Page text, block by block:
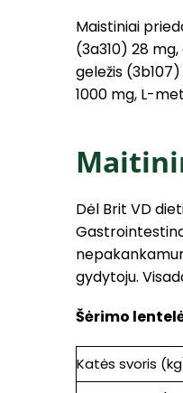
Maistiniai
(3a310) 28
geležis
1000 mg, L-
Dėl Brit VD
gydytoju.
Šėrimo
Katės svoris